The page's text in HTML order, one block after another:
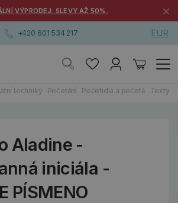
VÝPRODEJ. SLEVY AŽ 50%. ×
+420 601 534 217 EUR
techniky Pečetění Pečetidla a pečetě Texty,
Aladine -
iniciála -
PÍSMENO